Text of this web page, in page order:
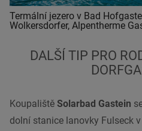
Termální jezero v Bad
Wolkersdorfer, Alpentherme
DALŠÍ TIP PRO
Koupaliště Solarbad Gastein
dolní stanice lanovky Fulseck